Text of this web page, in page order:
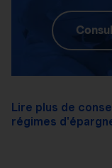
Lire plus de
régimes